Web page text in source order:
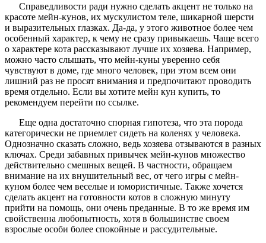
Справедливости ради нужно сделать акцент не только на
красоте мейн-кунов, их мускулистом теле, шикарной шерсти
и выразительных глазках. Да-да, у этого животное более чем
особенный характер, к чему не сразу привыкаешь. Чаще всего
о характере кота рассказывают лучше их хозяева. Например,
можно часто слышать, что мейн-куны уверенно себя
чувствуют в доме, где много человек, при этом всем они
лишний раз не просят внимания и предпочитают проводить
время отдельно. Если вы хотите мейн кун купить, то
рекомендуем перейти по ссылке.
Еще одна достаточно спорная гипотеза, что эта порода
категорически не приемлет сидеть на коленях у человека.
Однозначно сказать сложно, ведь хозяева отзываются в разных
ключах. Среди забавных привычек мейн-кунов множество
действительно смешных вещей. В частности, обращаем
внимание на их внушительный вес, от чего игры с мейн-
куном более чем веселые и юмористичные. Также хочется
сделать акцент на готовности котов в сложную минуту
прийти на помощь, они очень преданные. В то же время им
свойственна любопытность, хотя в большинстве своем
взрослые особи более спокойные и рассудительные.